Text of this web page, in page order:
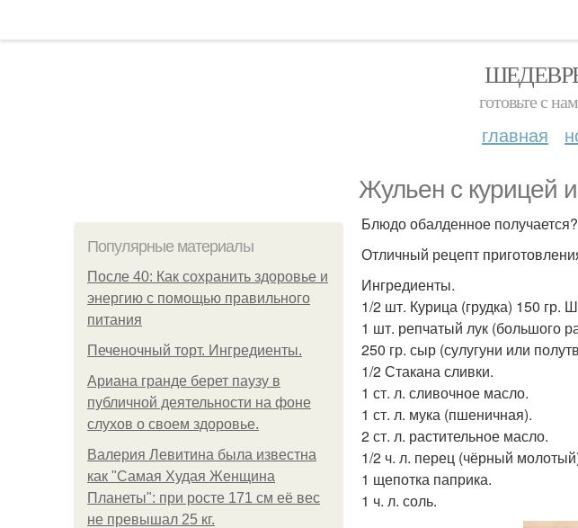
готовьте с
главная
Жульен с курицей
Популярные материалы
После 40: Как сохранить здоровье и
энергию с помощью правильного
питания
Печеночный торт. Ингредиенты.
Ариана гранде берет паузу в
публичной деятельности на фоне
слухов о своем здоровье.
Валерия Левитина была известна
как "Самая Худая Женщина
Планеты": при росте 171 см её вес
не превышал 25 кг.
Блюдо обалденное получается?
Отличный рецепт
Ингредиенты.
1/2 шт. Курица (грудка) 150
1 шт. репчатый лук (большого
250 гр. сыр (сулугуни или
1/2 Стакана сливки.
1 ст. л. сливочное масло.
1 ст. л. мука (пшеничная).
2 ст. л. растительное масло.
1/2 ч. л. перец (чёрный
1 щепотка паприка.
1 ч. л. соль.